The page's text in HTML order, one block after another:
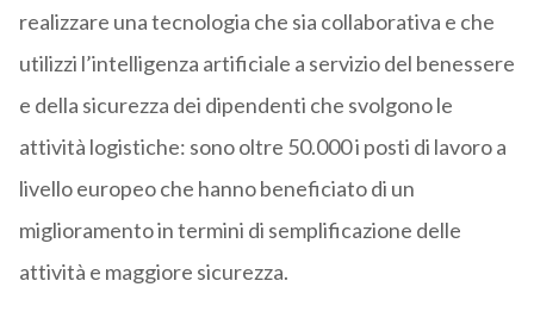
realizzare una tecnologia che sia collaborativa e che
utilizzi l’intelligenza artificiale a servizio del benessere
e della sicurezza dei dipendenti che svolgono le
attività logistiche: sono oltre 50.000 i posti di lavoro a
livello europeo che hanno beneficiato di un
miglioramento in termini di semplificazione delle
attività e maggiore sicurezza.